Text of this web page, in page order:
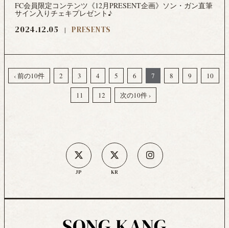
FC会員限定コンテンツ《12月PRESENT企画》ソン・ガン直筆
サイン入りチェキプレゼント♪
2024.12.05 PRESENTS
‹ 前の10件 2 3 4 5 6 7 8 9 10
11 12 次の10件 ›
JP KR